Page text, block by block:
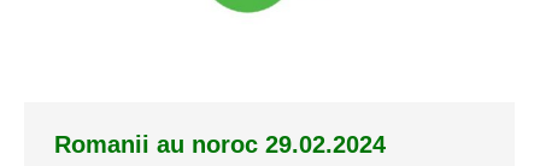
Romanii au noroc 29.02.2024